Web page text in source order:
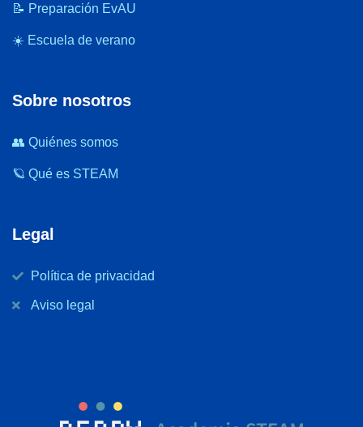
📝 Preparación EvAU
☀️ Escuela de verano
Sobre nosotros
👥 Quiénes somos
🪐 Qué es STEAM
Legal
Política de privacidad
Aviso legal